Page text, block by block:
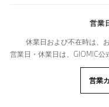
営業
休業日および不在時は、
営業日・休業日は、GIOMIC公
営業